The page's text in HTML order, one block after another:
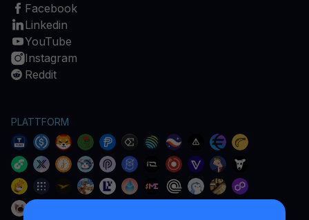
Facebook
Linkedin
YouTube
Instagram
Reddit
PLATTFORM